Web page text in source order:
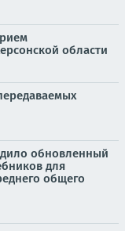
области
обновленный
для
общего